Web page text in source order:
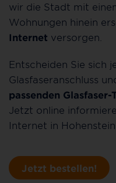
wir die Stadt mit
Wohnungen hinein
Internet versorgen.
Entscheiden Sie sich
Glasfaseranschluss
passenden Glasfaser-
Jetzt online
Internet in
Jetzt bestellen!